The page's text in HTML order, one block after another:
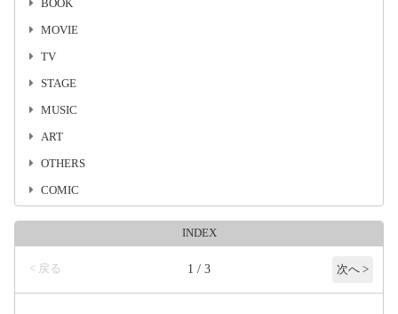
BOOK
MOVIE
TV
STAGE
MUSIC
ART
OTHERS
COMIC
INDEX
< 戻る 1 / 3 次へ >